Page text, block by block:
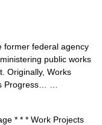
former federal agency
public works
Originally, Works
Progress… …
* * * Work Projects